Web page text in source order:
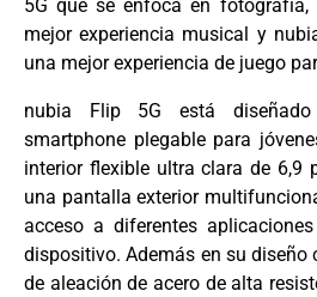
5G que se enfoca en
mejor experiencia musical y
una mejor experiencia de juego
nubia Flip 5G está
smartphone plegable para
interior flexible ultra clara de 6,9
una pantalla exterior
acceso a diferentes
dispositivo. Además en su diseño
de aleación de acero de alta